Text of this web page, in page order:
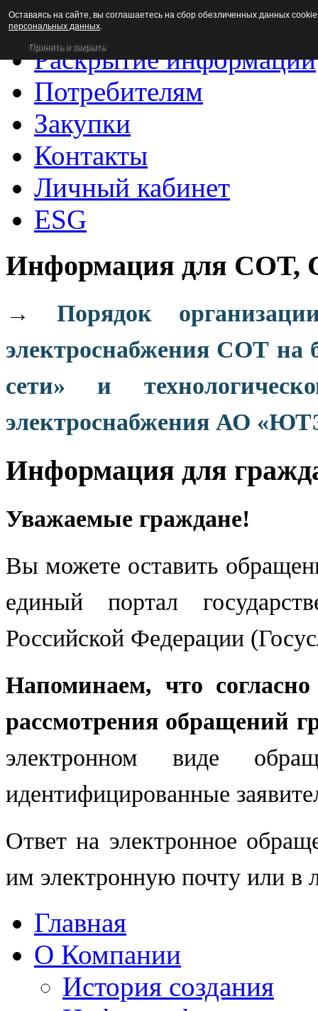
Новости
Раскрытие информации
Потребителям
Закупки
Контакты
Личный кабинет
ESG
Информация для
→ Порядок
электроснабжения СОТ
сети» и
электроснабжения АО
Информация для
Уважаемые граждане!
Вы можете оставить
единый портал
Российской Федерации
Напоминаем, что
рассмотрения обращений
электронном виде
идентифицированные
Ответ на электронное
им электронную почту или в
Главная
О Компании
История создания
Оставаясь на сайте, вы соглашаетесь на сбор обезличенных данных
персональных данных.
Принять и закрыть